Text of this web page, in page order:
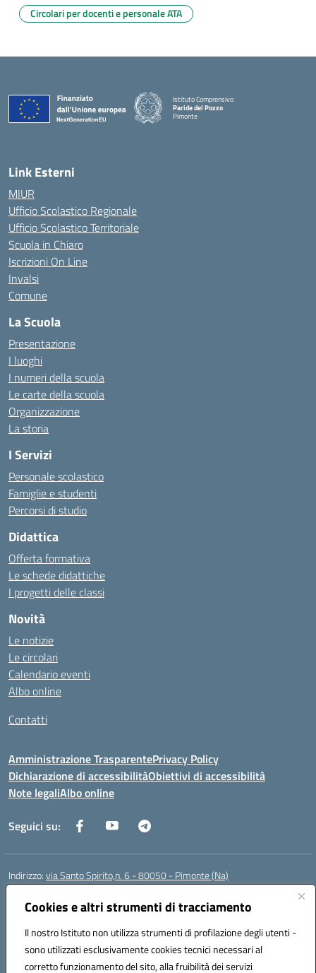
Cookies e altri strumenti di tracciamento
Il nostro Istituto non utilizza strumenti di profilazione degli utenti -
sono utilizzati esclusivamente cookies tecnici necessari al
corretto funzionamento del sito, alla fruibilità dei servizi
Circolari per docenti e personale ATA
Istituto Comprensivo
Paride del Pozzo
Pimonte
Link Esterni
MIUR
Ufficio Scolastico Regionale
Ufficio Scolastico Territoriale
Scuola in Chiaro
Iscrizioni On Line
Invalsi
Comune
La Scuola
Presentazione
I luoghi
I numeri della scuola
Le carte della scuola
Organizzazione
La storia
I Servizi
Personale scolastico
Famiglie e studenti
Percorsi di studio
Didattica
Offerta formativa
Le schede didattiche
I progetti delle classi
Novità
Le notizie
Le circolari
Calendario eventi
Albo online
Contatti
Amministrazione TrasparentePrivacy Policy
Dichiarazione di accessibilitàObiettivi di accessibilità
Note legaliAlbo online
Seguici su:
Indirizzo:via Santo Spirito,n. 6 - 80050 - Pimonte (Na)
Centralino:
Posta elettronica certificata (PEC):naic86400x@pec.istruzione.it
Codice fiscale: 82008870634
Codice meccanografico:NAIC86400X
Codice Indice delle Pubbliche Amministrazioni (IPA): ISTSC_NAIC86400X